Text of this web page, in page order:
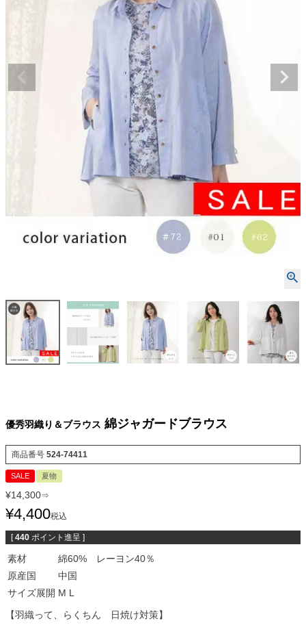
優秀羽織り＆ブラウス 綿ジャガードブラウス
商品番号 524-74411
SALE 夏物
¥14,300⇒
¥4,400税込
[ 440 ポイント進呈 ]
素材
綿60% レーヨン40％
原産国
中国
サイズ展開 M L
【羽織って、らくちん 日焼け対策】